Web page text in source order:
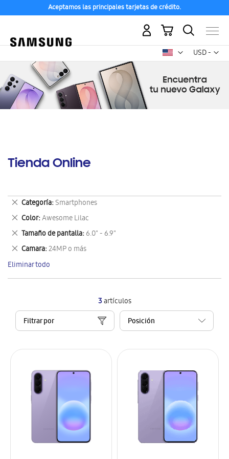
Aceptamos las principales tarjetas de crédito.
USD -
dólar
Mi carrito
Tienda Online
3artículos
Filtrar por
Categoría Smartphones
Eliminar
este
artículo
Color Awesome Lilac
Eliminar
este
artículo
Tamaño de pantalla 6.0" - 6.9"
Eliminar
este
artículo
Camara 24MP o más
Eliminar
este
artículo
Eliminar todo